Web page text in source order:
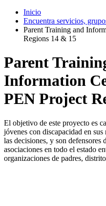
Inicio
Encuentra servicios,
Parent Training and
Regions 14 & 15
Parent
Information
PEN Project
El objetivo de este proyecto es
jóvenes con discapacidad en
las decisiones, y son
asociaciones en todo el estado
organizaciones de padres,